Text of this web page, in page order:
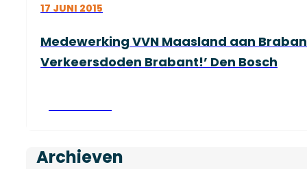
17 JUNI 2015
Medewerking VVN Maasland aan
Verkeersdoden Brabant!’ Den Bosch
Archieven